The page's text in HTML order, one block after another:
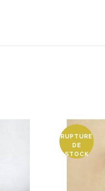
RUPTURE
DE
STOCK